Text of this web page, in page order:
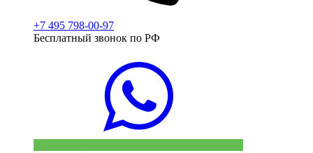
+7 495 798-00-97
Бесплатный звонок по РФ